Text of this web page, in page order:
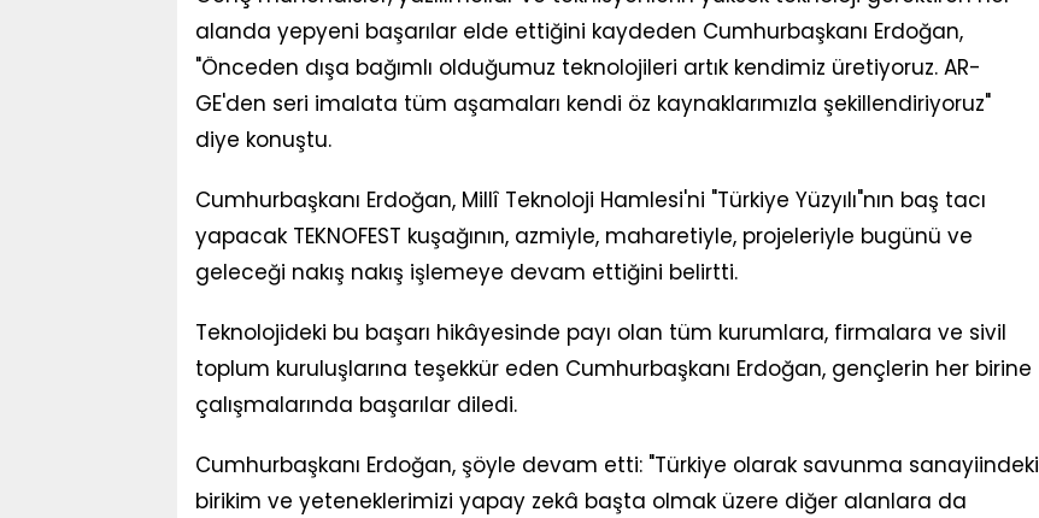
alanda yepyeni başarılar elde ettiğini kaydeden Cumhurbaşkanı Erdoğan,
"Önceden dışa bağımlı olduğumuz teknolojileri artık kendimiz üretiyoruz. AR-
GE'den seri imalata tüm aşamaları kendi öz kaynaklarımızla şekillendiriyoruz"
diye konuştu.
Cumhurbaşkanı Erdoğan, Millî Teknoloji Hamlesi'ni "Türkiye Yüzyılı"nın baş tacı
yapacak TEKNOFEST kuşağının, azmiyle, maharetiyle, projeleriyle bugünü ve
geleceği nakış nakış işlemeye devam ettiğini belirtti.
Teknolojideki bu başarı hikâyesinde payı olan tüm kurumlara, firmalara ve sivil
toplum kuruluşlarına teşekkür eden Cumhurbaşkanı Erdoğan, gençlerin her birine
çalışmalarında başarılar diledi.
Cumhurbaşkanı Erdoğan, şöyle devam etti: "Türkiye olarak savunma sanayiindeki
birikim ve yeteneklerimizi yapay zekâ başta olmak üzere diğer alanlara da